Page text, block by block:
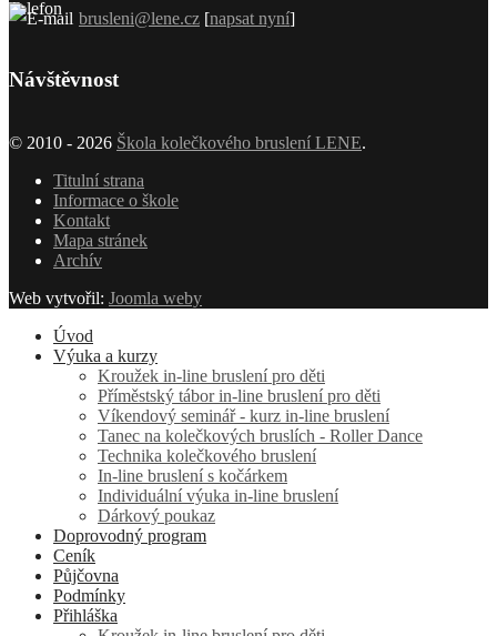
brusleni@lene.cz [napsat nyní]
Návštěvnost
© 2010 - 2026 Škola kolečkového bruslení LENE.
Titulní strana
Informace o škole
Kontakt
Mapa stránek
Archív
Web vytvořil: Joomla weby
Úvod
Výuka a kurzy
Kroužek in-line bruslení pro děti
Příměstský tábor in-line bruslení pro děti
Víkendový seminář - kurz in-line bruslení
Tanec na kolečkových bruslích - Roller Dance
Technika kolečkového bruslení
In-line bruslení s kočárkem
Individuální výuka in-line bruslení
Dárkový poukaz
Doprovodný program
Ceník
Půjčovna
Podmínky
Přihláška